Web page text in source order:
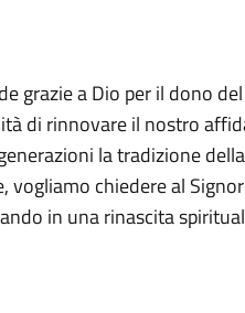
grazie a Dio per il dono
di rinnovare il nostro
la tradizione
chiedere al
in una rinascita